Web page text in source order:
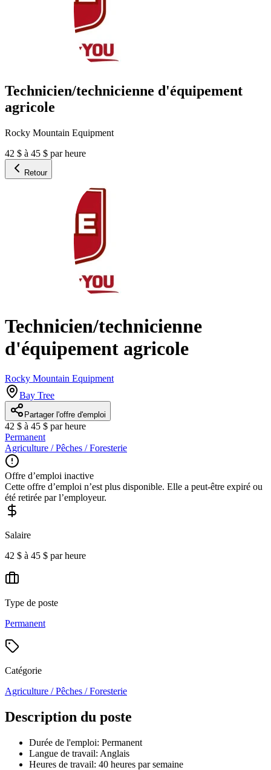
Technicien/technicienne d'équipement
agricole
Rocky Mountain Equipment
42 $ à 45 $ par heure
Retour
Technicien/technicienne
d'équipement agricole
Rocky Mountain Equipment
Bay Tree
Partager l'offre d'emploi
42 $ à 45 $ par heure
Permanent
Agriculture / Pêches / Foresterie
Offre d’emploi inactive
Cette offre d’emploi n’est plus disponible. Elle a peut-être expiré ou
été retirée par l’employeur.
Salaire
42 $ à 45 $ par heure
Type de poste
Permanent
Catégorie
Agriculture / Pêches / Foresterie
Description du poste
Durée de l'emploi: Permanent
Langue de travail: Anglais
Heures de travail: 40 heures par semaine